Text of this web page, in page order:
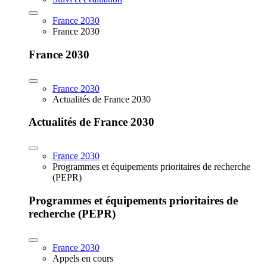
France 2030
France 2030
France 2030
France 2030
Actualités de France 2030
Actualités de France 2030
France 2030
Programmes et équipements prioritaires de recherche
(PEPR)
Programmes et équipements prioritaires de
recherche (PEPR)
France 2030
Appels en cours